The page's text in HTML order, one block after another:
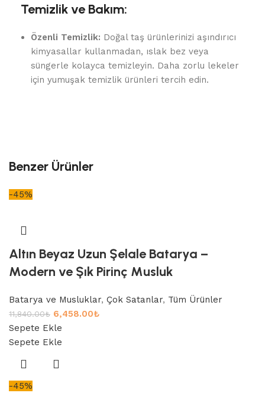
Temizlik ve Bakım:
Özenli Temizlik: Doğal taş ürünlerinizi aşındırıcı
kimyasallar kullanmadan, ıslak bez veya
süngerle kolayca temizleyin. Daha zorlu lekeler
için yumuşak temizlik ürünleri tercih edin.
Benzer Ürünler
-45%
Altın Beyaz Uzun Şelale Batarya –
Modern ve Şık Pirinç Musluk
Batarya ve Musluklar, Çok Satanlar, Tüm Ürünler
11,840.00₺ 6,458.00₺
Sepete Ekle
Sepete Ekle
-45%